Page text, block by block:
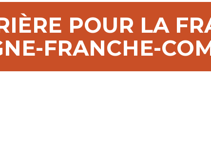
POUR LA
FRANCHE-